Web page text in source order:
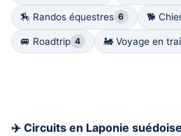
🏇 Randos équestres 6 🐕
🚐 Roadtrip 4 🚂 Voyage en
✈️ Circuits en Laponie suédoise